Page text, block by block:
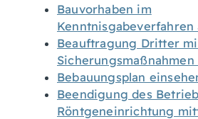
Bauvorhaben im
Kenntnisgabeverfahren
Beauftragung Dritter
Sicherungsmaßnahmen
Bebauungsplan
Beendigung des
Röntgeneinrichtung